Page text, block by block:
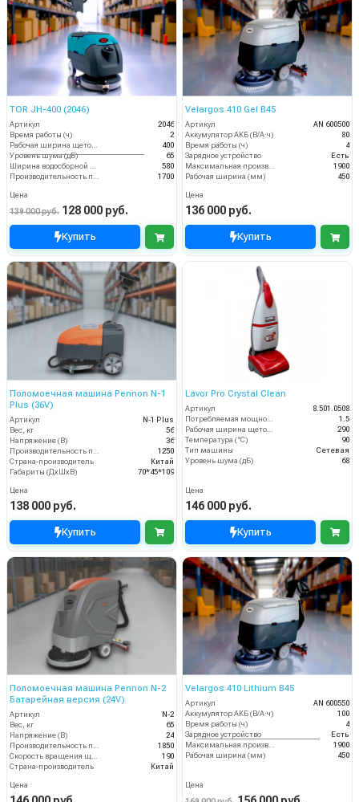
TOR JH-400 (2046)
Артикул
2046
Время работы (ч)
2
Рабочая ширина щеток (мм)
400
Уровень шума (дБ)
65
Ширина водосборной рейки
580
Производительность по площади (м2/ч)
1700
Цена
139 000 руб. 128 000 руб.
Купить
Velargos 410 Gel B45
Артикул
AN 600500
Аккумулятор АКБ (В/А·ч)
80
Время работы (ч)
4
Зарядное устройство
Есть
Максимальная производительность (кв.м/час)
1900
Рабочая ширина (мм)
450
Цена
136 000 руб.
Купить
Поломоечная машина Pennon N-1
Plus (36V)
Артикул
N-1 Plus
Вес, кг
56
Напряжение (В)
36
1250
Страна-производитель
Китай
Габариты (ДхШхВ)
70*45*109
Цена
138 000 руб.
Купить
Lavor Pro Crystal Clean
Артикул
8.501.0508
1.5
290
Температура (°C)
90
Тип машины
Сетевая
Уровень шума (дБ)
68
Цена
146 000 руб.
Купить
Поломоечная машина Pennon N-2
Батарейная версия (24V)
Артикул
N-2
Вес, кг
65
Напряжение (В)
24
Производительность по площади (м2/ч)
1850
Скорость вращения щётки (об/мин)
190
Страна-производитель
Китай
Цена
Velargos 410 Lithium B45
Артикул
AN 600550
Аккумулятор АКБ (В/А·ч)
100
Время работы (ч)
4
Зарядное устройство
Есть
Максимальная производительность (кв.м/час)
1900
Рабочая ширина (мм)
450
Цена